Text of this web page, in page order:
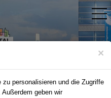
×
personalisieren und die Zugriffe
geben wir